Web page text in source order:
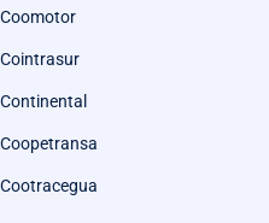
Coomotor
Cointrasur
Continental
Coopetransa
Cootracegua